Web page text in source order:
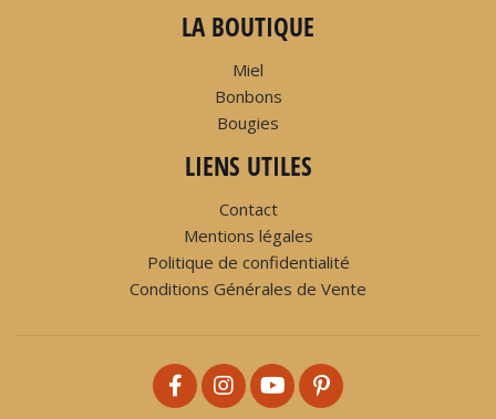
LA BOUTIQUE
Miel
Bonbons
Bougies
LIENS UTILES
Contact
Mentions légales
Politique de confidentialité
Conditions Générales de Vente